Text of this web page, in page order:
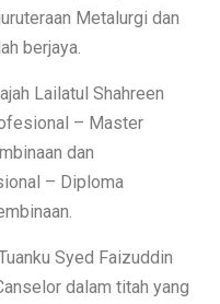
Metalurgi dan
berjaya.
Lailatul Shahreen
– Master
dan
– Diploma
Syed Faizuddin
dalam titah yang